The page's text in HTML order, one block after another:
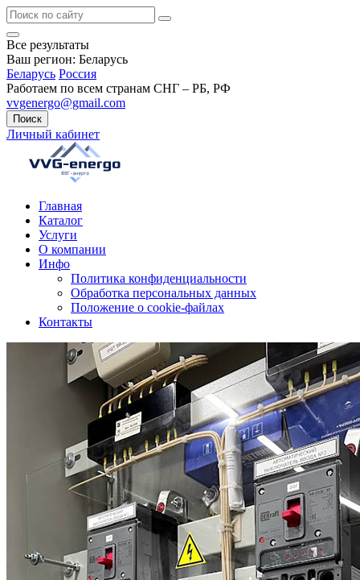
Все результаты
Ваш регион: Беларусь
Беларусь Россия
Работаем по всем странам СНГ – РБ, РФ
vvgenergo@gmail.com
Поиск
Личный кабинет
Главная
Каталог
Услуги
О компании
Инфо
Политика конфиденциальности
Обработка персональных данных
Положение о cookie-файлах
Контакты